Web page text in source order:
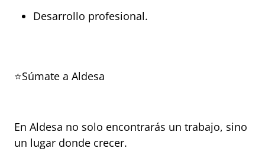
Desarrollo profesional.
⭐Súmate a Aldesa
En Aldesa no solo encontrarás un trabajo, sino
un lugar donde crecer.